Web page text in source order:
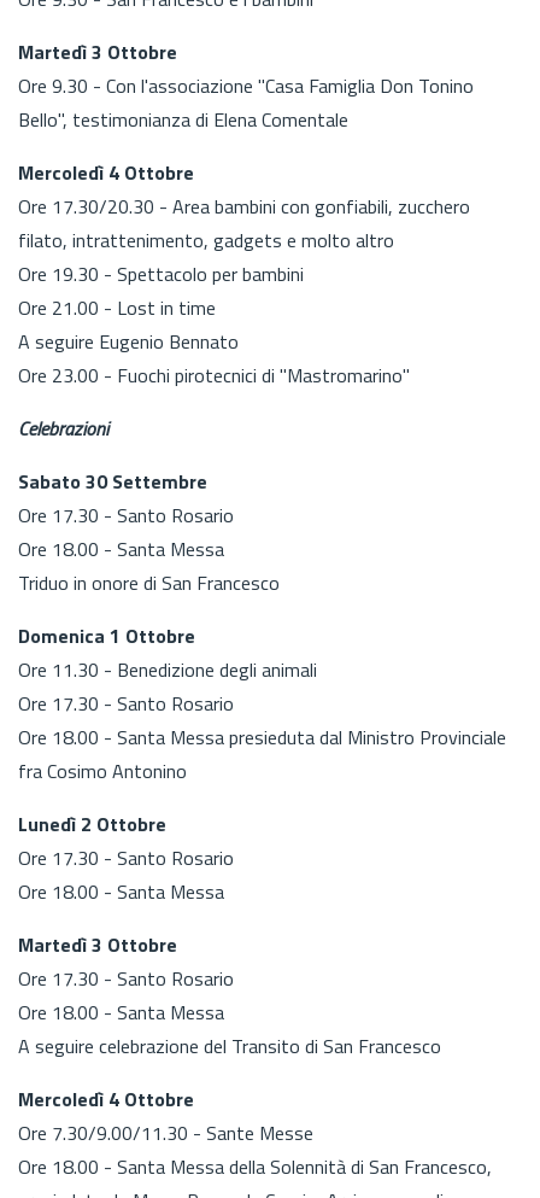
Martedì 3 Ottobre
Ore 9.30 - Con l'associazione "Casa Famiglia Don Tonino
Bello", testimonianza di Elena Comentale
Mercoledì 4 Ottobre
Ore 17.30/20.30 - Area bambini con gonfiabili, zucchero
filato, intrattenimento, gadgets e molto altro
Ore 19.30 - Spettacolo per bambini
Ore 21.00 - Lost in time
A seguire Eugenio Bennato
Ore 23.00 - Fuochi pirotecnici di "Mastromarino"
Celebrazioni
Sabato 30 Settembre
Ore 17.30 - Santo Rosario
Ore 18.00 - Santa Messa
Triduo in onore di San Francesco
Domenica 1 Ottobre
Ore 11.30 - Benedizione degli animali
Ore 17.30 - Santo Rosario
Ore 18.00 - Santa Messa presieduta dal Ministro Provinciale
fra Cosimo Antonino
Lunedì 2 Ottobre
Ore 17.30 - Santo Rosario
Ore 18.00 - Santa Messa
Martedì 3 Ottobre
Ore 17.30 - Santo Rosario
Ore 18.00 - Santa Messa
A seguire celebrazione del Transito di San Francesco
Mercoledì 4 Ottobre
Ore 7.30/9.00/11.30 - Sante Messe
Ore 18.00 - Santa Messa della Solennità di San Francesco,